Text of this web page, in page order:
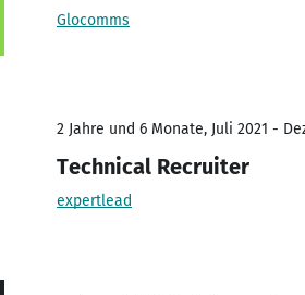
Glocomms
2 Jahre und 6 Monate, Juli 2021 -
Technical Recruiter
expertlead